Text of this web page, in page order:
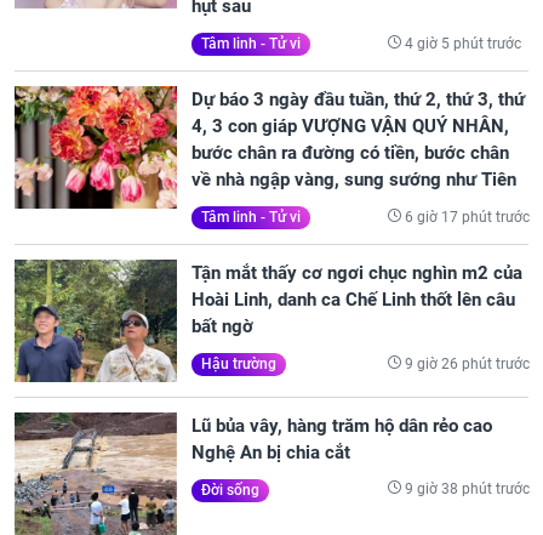
hụt sau
Tâm linh - Tử vi 4 giờ 5 phút trước
Dự báo 3 ngày đầu tuần, thứ 2, thứ 3, thứ
4, 3 con giáp VƯỢNG VẬN QUÝ NHÂN,
bước chân ra đường có tiền, bước chân
về nhà ngập vàng, sung sướng như Tiên
Tâm linh - Tử vi 6 giờ 17 phút trước
Tận mắt thấy cơ ngơi chục nghìn m2 của
Hoài Linh, danh ca Chế Linh thốt lên câu
bất ngờ
Hậu trường 9 giờ 26 phút trước
Lũ bủa vây, hàng trăm hộ dân rẻo cao
Nghệ An bị chia cắt
Đời sống 9 giờ 38 phút trước